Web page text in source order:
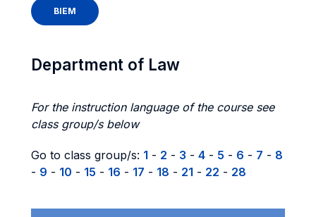
BIEM
Department of Law
For the instruction language of the course see
class group/s below
Go to class group/s: 1 - 2 - 3 - 4 - 5 - 6 - 7 - 8
- 9 - 10 - 15 - 16 - 17 - 18 - 21 - 22 - 28